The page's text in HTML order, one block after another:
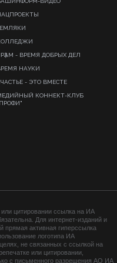
- ВРЕМЯ ДОБРЫХ ДЕЛ
НАУКИ
- ЭТО ВМЕСТЕ
КОННЕКТ-КЛУБ
или цитировании ссылка на ИА
Для интернет-изданий и
прямая активная гиперссылка
логотипа ИА
не связанных с ссылкой на
или цитировании,
с письменного разрешения АО ИА